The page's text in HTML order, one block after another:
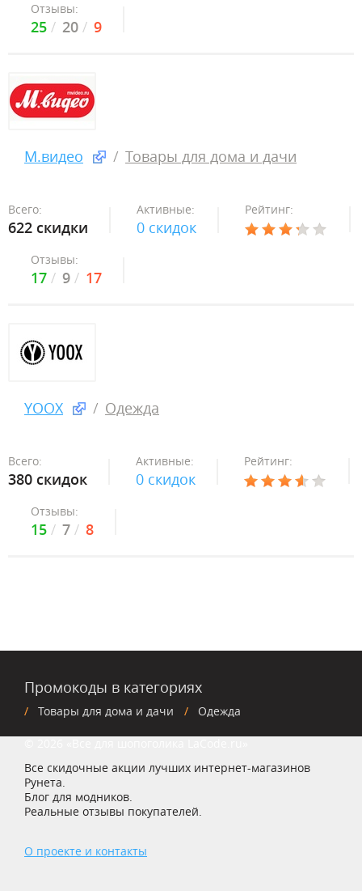
Отзывы:
25 20 9
М.видео Товары для дома и дачи
Всего:
622 скидки
Активные:
0 скидок
Рейтинг:
Отзывы:
17 9 17
YOOX Одежда
Всего:
380 скидок
Активные:
0 скидок
Рейтинг:
Отзывы:
15 7 8
Промокоды в категориях
Товары для дома и дачи Одежда
Все скидочные акции лучших интернет-магазинов
Рунета.
Блог для модников.
Реальные отзывы покупателей.
О проекте и контакты